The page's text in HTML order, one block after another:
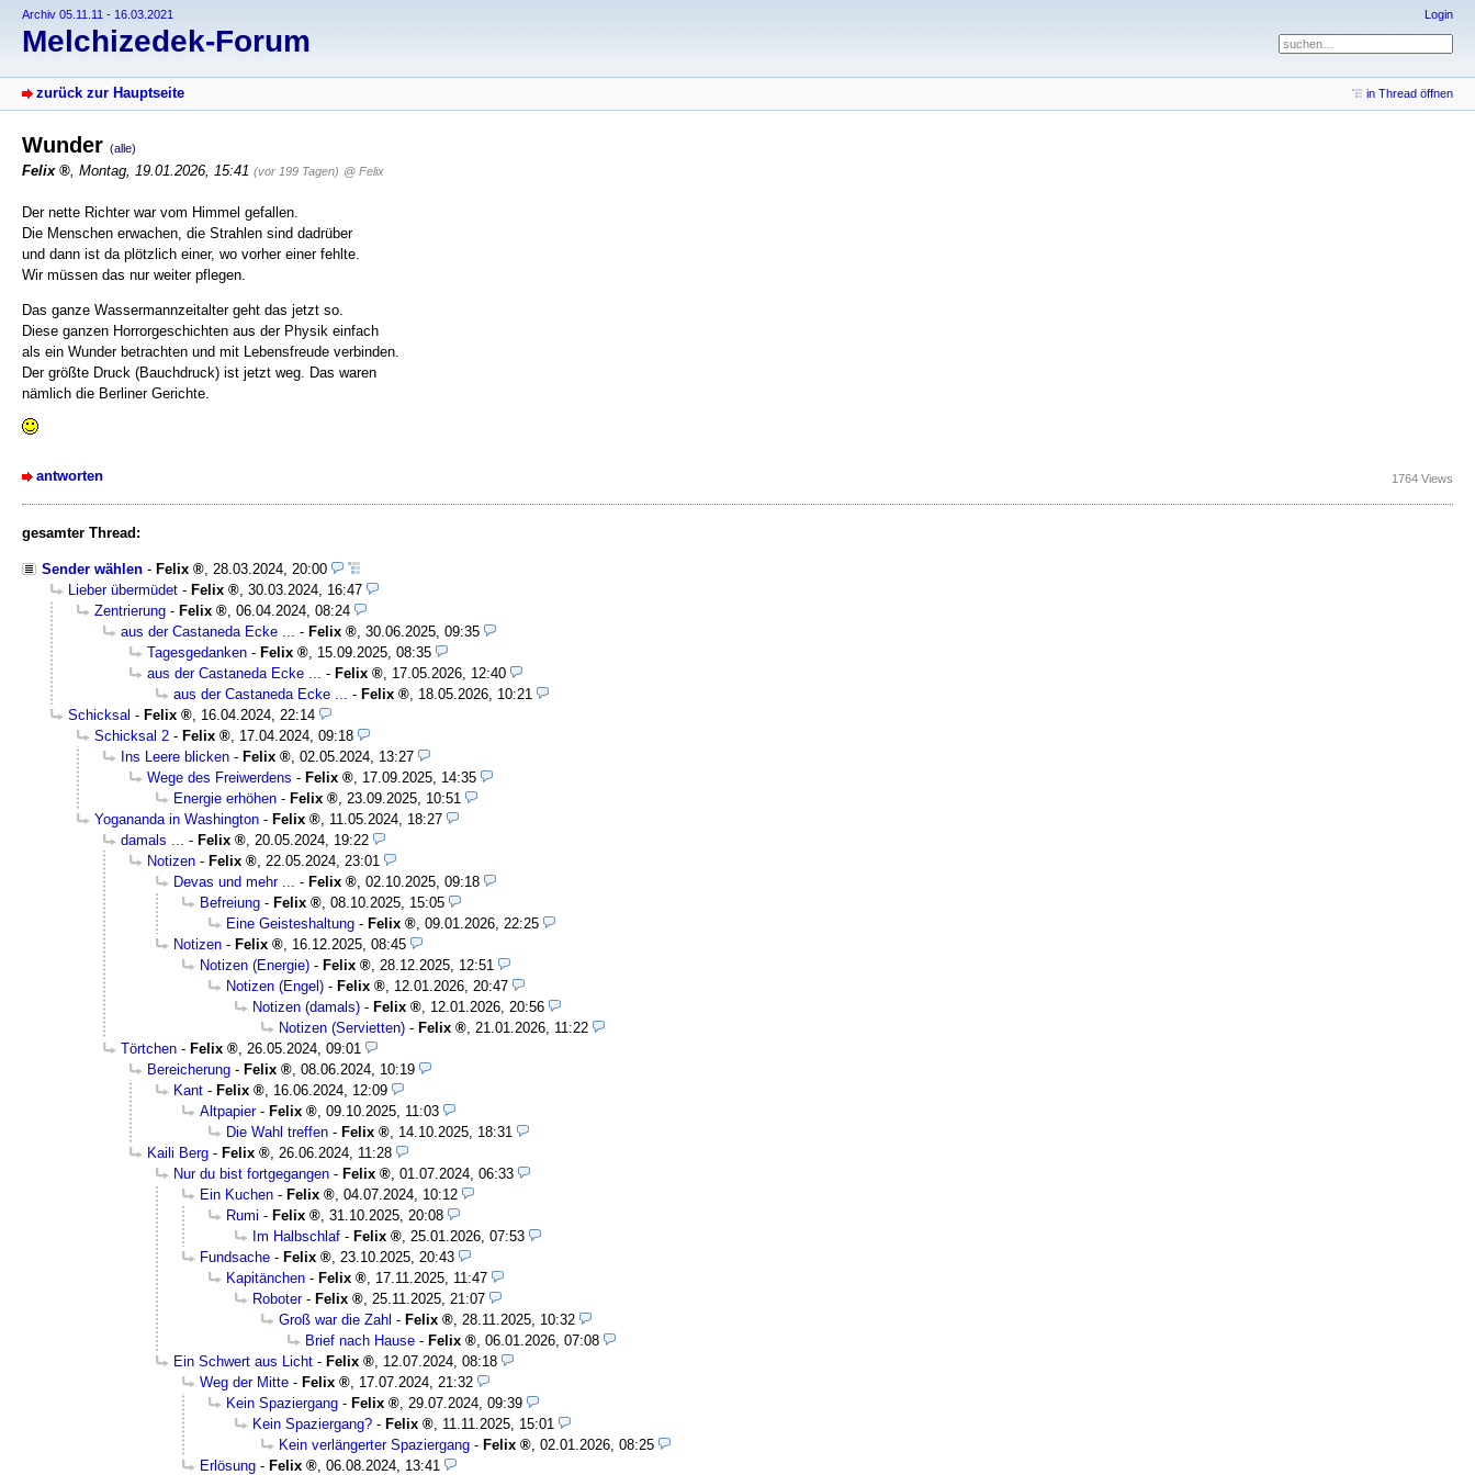
Archiv 05.11.11 - 16.03.2021
Melchizedek-Forum
Login
zurück zur Hauptseite in Thread öffnen
Wunder (alle)
Felix , Montag, 19.01.2026, 15:41 (vor 199 Tagen) @ Felix
Der nette Richter war vom Himmel gefallen.
Die Menschen erwachen, die Strahlen sind dadrüber
und dann ist da plötzlich einer, wo vorher einer fehlte.
Wir müssen das nur weiter pflegen.
Das ganze Wassermannzeitalter geht das jetzt so.
Diese ganzen Horrorgeschichten aus der Physik einfach
als ein Wunder betrachten und mit Lebensfreude verbinden.
Der größte Druck (Bauchdruck) ist jetzt weg. Das waren
nämlich die Berliner Gerichte.
antworten 1764 Views
gesamter Thread:
Sender wählen - Felix
28.03.2024, 20:00
Lieber übermüdet - Felix
30.03.2024, 16:47
Zentrierung - Felix
06.04.2024, 08:24
aus der Castaneda Ecke ...
- Felix
30.06.2025, 09:35
Tagesgedanken - Felix
15.09.2025, 08:35
aus der Castaneda Ecke ...
- Felix
17.05.2026, 12:40
aus der Castaneda Ecke ...
- Felix
18.05.2026, 10:21
Schicksal - Felix
16.04.2024, 22:14
Schicksal 2 - Felix
17.04.2024, 09:18
Ins Leere blicken - Felix
02.05.2024, 13:27
Wege des Freiwerdens - Felix
17.09.2025, 14:35
Energie erhöhen - Felix
23.09.2025, 10:51
Yogananda in Washington - Felix
11.05.2024, 18:27
damals ...
- Felix
20.05.2024, 19:22
Notizen - Felix
22.05.2024, 23:01
Devas und mehr ...
- Felix
02.10.2025, 09:18
Befreiung - Felix
08.10.2025, 15:05
Eine Geisteshaltung - Felix
09.01.2026, 22:25
Notizen - Felix
16.12.2025, 08:45
Notizen (Energie) - Felix
28.12.2025, 12:51
Notizen (Engel) - Felix
12.01.2026, 20:47
Notizen (damals) - Felix
12.01.2026, 20:56
Notizen (Servietten) - Felix
21.01.2026, 11:22
Törtchen - Felix
26.05.2024, 09:01
Bereicherung - Felix
08.06.2024, 10:19
Kant - Felix
16.06.2024, 12:09
Altpapier- Felix
09.10.2025, 11:03
Die Wahl treffen - Felix
14.10.2025, 18:31
Kaili Berg - Felix
26.06.2024, 11:28
Nur du bist fortgegangen - Felix
01.07.2024, 06:33
Ein Kuchen - Felix
04.07.2024, 10:12
Rumi - Felix
31.10.2025, 20:08
Im Halbschlaf - Felix
25.01.2026, 07:53
Fundsache - Felix
23.10.2025, 20:43
Kapitänchen - Felix
17.11.2025, 11:47
Roboter- Felix
25.11.2025, 21:07
Groß war die Zahl - Felix
28.11.2025, 10:32
Brief nach Hause - Felix
06.01.2026, 07:08
Ein Schwert aus Licht - Felix
12.07.2024, 08:18
Weg der Mitte - Felix
17.07.2024, 21:32
Kein Spaziergang - Felix
29.07.2024, 09:39
Kein Spaziergang? - Felix
11.11.2025, 15:01
Kein verlängerter Spaziergang - Felix
02.01.2026, 08:25
Erlösung - Felix 06.08.2024, 13:41